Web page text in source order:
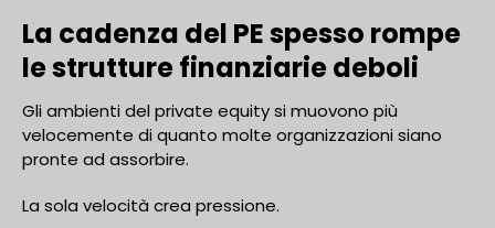
La cadenza del PE spesso rompe
le strutture finanziarie deboli
Gli ambienti del private equity si muovono più
velocemente di quanto molte organizzazioni siano
pronte ad assorbire.
La sola velocità crea pressione.